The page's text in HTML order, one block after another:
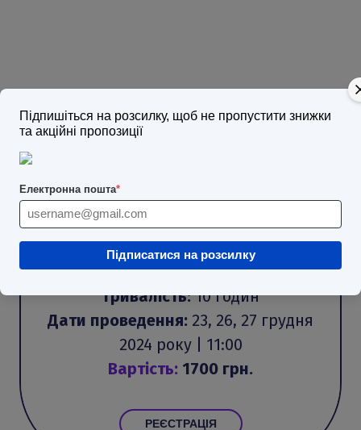
Підпишіться на розсилку, щоб не пропустити знижки
та акційні пропозиції
Електронна пошта*
Підписатися на розсилку
Лектор:
з використанням Zoom
освітній захід
Тривалість:10 годин
Дати проведення: 23, 26, 27 грудня
2024 року | 11:00
Вартість: 1700 грн.
РЕЄСТРАЦІЯ